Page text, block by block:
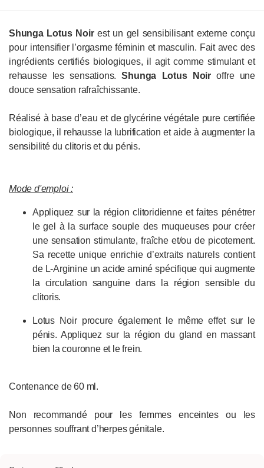
Shunga Lotus Noirest un gel sensibilisant externe conçu
pour intensifier l’orgasme féminin et masculin. Fait avec des
ingrédients certifiés biologiques, il agit comme stimulant et
rehausse les sensations.Shunga Lotus Noir offre une
douce sensation rafraîchissante.
Réalisé à base d’eau et de glycérine végétale pure certifiée
biologique, il rehausse la lubrification et aide à augmenter la
sensibilité du clitoris et du pénis.
Mode d'emploi :
Appliquez sur la région clitoridienne et faites pénétrer
le gel à la surface souple des muqueuses pour créer
une sensation stimulante, fraîche et/ou de picotement.
Sa recette unique enrichie d’extraits naturels contient
de L-Arginine un acide aminé spécifique qui augmente
la circulation sanguine dans la région sensible du
clitoris.
Lotus Noir procure également le même effet sur le
pénis. Appliquez sur la région du gland en massant
bien la couronne et le frein.
Contenance de 60 ml.
Non recommandé pour les femmes enceintes ou les
personnes souffrant d’herpes génitale.